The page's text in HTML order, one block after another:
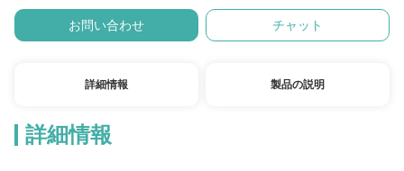
お問い合わせ チャット
詳細情報 製品の説明
詳細情報